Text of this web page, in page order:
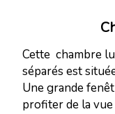
Cette chambre
séparés est
Une grande
profiter de la